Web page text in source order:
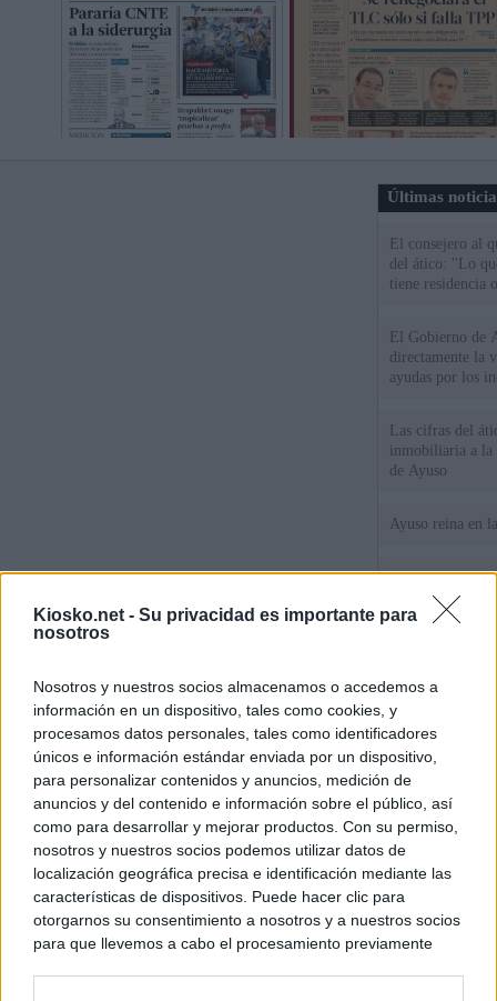
Kiosko.net - Su privacidad es importante para
nosotros
Nosotros y nuestros socios almacenamos o accedemos a
información en un dispositivo, tales como cookies, y
procesamos datos personales, tales como identificadores
únicos e información estándar enviada por un dispositivo,
para personalizar contenidos y anuncios, medición de
anuncios y del contenido e información sobre el público, así
como para desarrollar y mejorar productos. Con su permiso,
nosotros y nuestros socios podemos utilizar datos de
localización geográfica precisa e identificación mediante las
características de dispositivos. Puede hacer clic para
otorgarnos su consentimiento a nosotros y a nuestros socios
para que llevemos a cabo el procesamiento previamente
Últimas
El consejero al
del ático: "Lo
tiene residencia
El Gobierno de
directamente la
ayudas por los
Las cifras del
inmobiliaria a la
de Ayuso
Ayuso reina en
El juez propone
la filtración de
jefa" Ayuso
WhatsApp,
un nuevo cruce
15 de agosto
© Kiosko.net Aviso Legal Privacidad y Cookies